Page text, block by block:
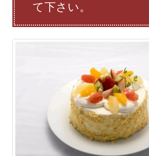
て下さい。